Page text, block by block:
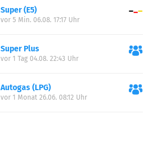
Super (E5)
vor 5 Min. 06.08. 17:17 Uhr
Super Plus
vor 1 Tag 04.08. 22:43 Uhr
Autogas (LPG)
vor 1 Monat 26.06. 08:12 Uhr